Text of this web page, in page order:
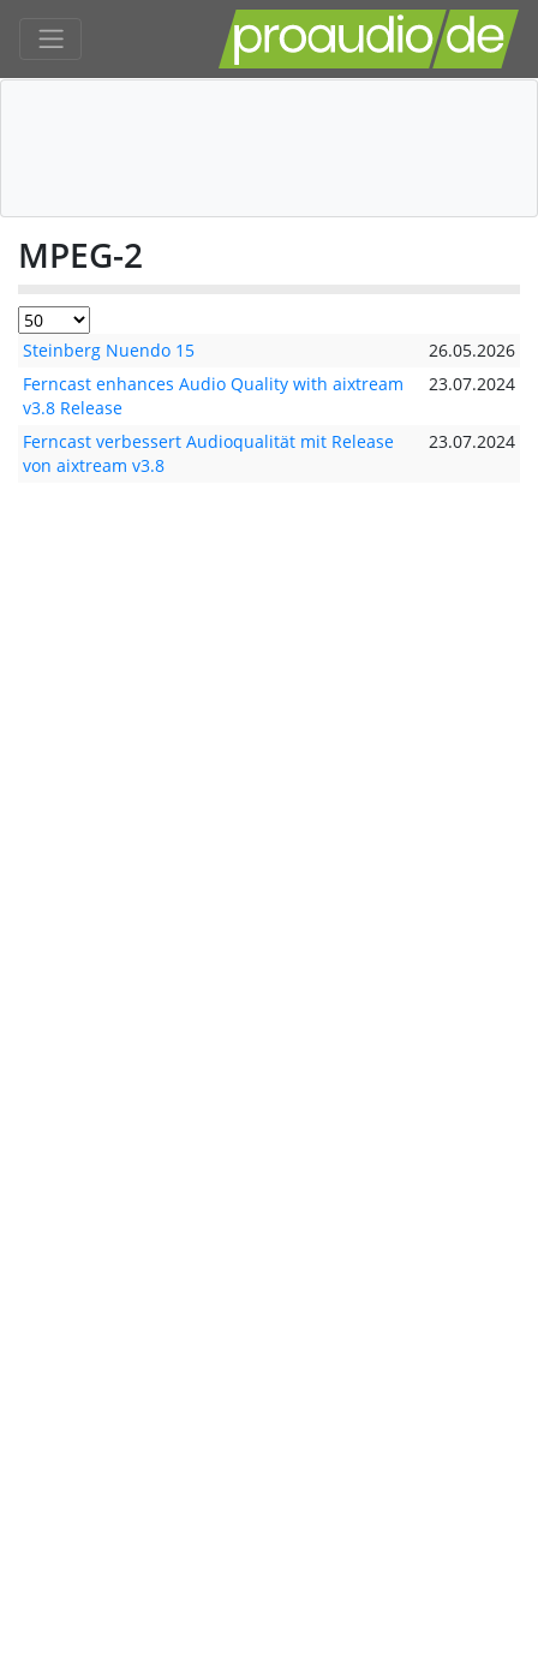
MPEG-2
Steinberg Nuendo 15
26.05.2026
Ferncast enhances Audio Quality with aixtream
v3.8 Release
23.07.2024
Ferncast verbessert Audioqualität mit Release
von aixtream v3.8
23.07.2024